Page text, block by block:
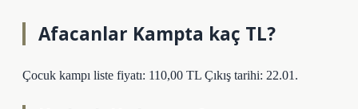
Afacanlar Kampta kaç TL?
Çocuk kampı liste fiyatı: 110,00 TL Çıkış tarihi: 22.01.